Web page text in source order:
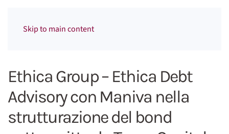
Skip to main content
Ethica Group – Ethica Debt
Advisory con Maniva nella
strutturazione del bond